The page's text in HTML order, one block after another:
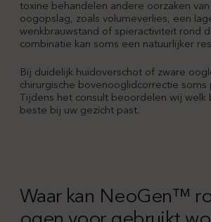
toxine behandelen andere oorzaken
oogopslag, zoals volumeverlies, een
wenkbrauwstand of spieractiviteit rond
combinatie kan soms een natuurlijker
Bij duidelijk huidoverschot of zware
chirurgische bovenooglidcorrectie soms
Tijdens het consult beoordelen wij welk
beste bij uw gezicht past.
Waar kan NeoGen™